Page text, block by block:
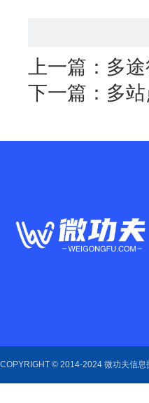
上一篇： 多
下一篇： 多
COPYRIGHT © 2014-2024 微功夫信息